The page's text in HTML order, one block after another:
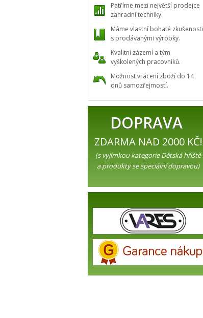
Patříme mezi největší prodejce
zahradní techniky.
Máme vlastní bohaté zkušenosti
s prodávanými výrobky.
Kvalitní zázemí a tým
vyškolených pracovníků.
Možnost vrácení zboží do 14
dnů samozřejmostí.
DOPRAVA
ZDARMA NAD 2000 KČ!
(s vyjímkou kategorie Dětská hřiště
a produkty se speciální dopravou)